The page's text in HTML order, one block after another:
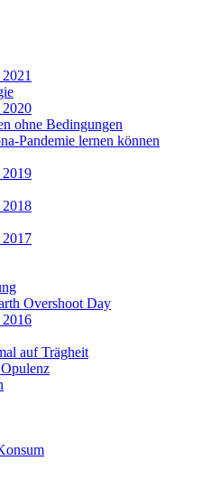
ohne Bedingungen
Pandemie lernen können
Overshoot Day
auf Trägheit